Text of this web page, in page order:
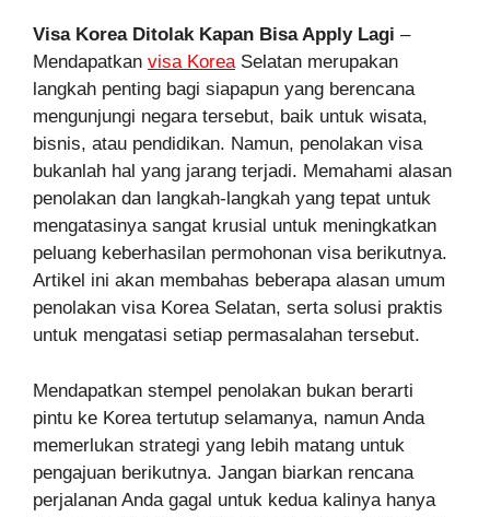
Visa Korea Ditolak Kapan Bisa Apply Lagi –
Mendapatkan visa KoreaSelatan merupakan
langkah penting bagi siapapun yang berencana
mengunjungi negara tersebut, baik untuk wisata,
bisnis, atau pendidikan. Namun, penolakan visa
bukanlah hal yang jarang terjadi. Memahami alasan
penolakan dan langkah-langkah yang tepat untuk
mengatasinya sangat krusial untuk meningkatkan
peluang keberhasilan permohonan visa berikutnya.
Artikel ini akan membahas beberapa alasan umum
penolakan visa Korea Selatan, serta solusi praktis
untuk mengatasi setiap permasalahan tersebut.
Mendapatkan stempel penolakan bukan berarti
pintu ke Korea tertutup selamanya, namun Anda
memerlukan strategi yang lebih matang untuk
pengajuan berikutnya. Jangan biarkan rencana
perjalanan Anda gagal untuk kedua kalinya hanya